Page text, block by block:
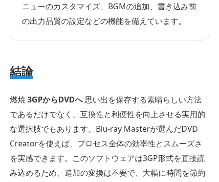
ニューのカスタマイズ、BGMの追加、書き込み前
の出力品質の設定などの機能を備えています。
結論
燃焼3GPからDVDへ思い出を保存する素晴らしい方法
であるだけでなく、互換性と利便性を向上させる実用的
な選択肢でもあります。Blu-ray Masterが選んだDVD
Creatorを使えば、プロセス全体の効率性とスムーズさ
を実感できます。このソフトウェアは3GP形式を直接読
み込めるため、追加の変換は不要で、大幅に時間を節約